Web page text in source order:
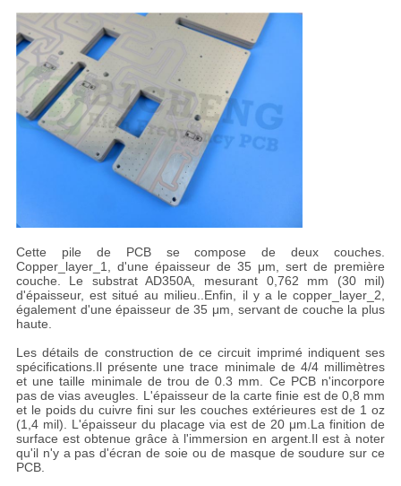
Cette pile de PCB se compose de deux couches.
Copper_layer_1, d'une épaisseur de 35 μm, sert de première
couche. Le substrat AD350A, mesurant 0,762 mm (30 mil)
d'épaisseur, est situé au milieu..Enfin, il y a le copper_layer_2,
également d'une épaisseur de 35 μm, servant de couche la plus
haute.
Les détails de construction de ce circuit imprimé indiquent ses
spécifications.Il présente une trace minimale de 4/4 millimètres
et une taille minimale de trou de 0.3 mm. Ce PCB n'incorpore
pas de vias aveugles. L'épaisseur de la carte finie est de 0,8 mm
et le poids du cuivre fini sur les couches extérieures est de 1 oz
(1,4 mil). L'épaisseur du placage via est de 20 μm.La finition de
surface est obtenue grâce à l'immersion en argent.Il est à noter
qu'il n'y a pas d'écran de soie ou de masque de soudure sur ce
PCB.